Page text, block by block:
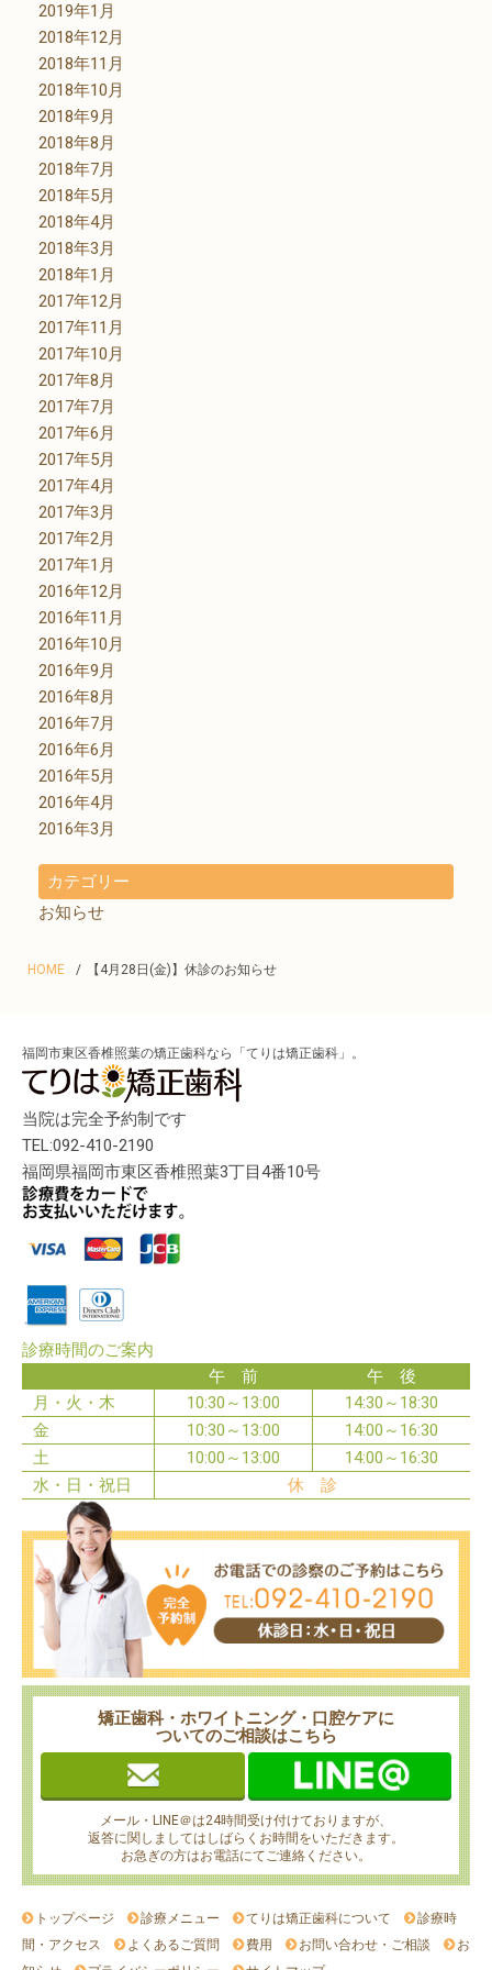
2019年1月
2018年12月
2018年11月
2018年10月
2018年9月
2018年8月
2018年7月
2018年5月
2018年4月
2018年3月
2018年1月
2017年12月
2017年11月
2017年10月
2017年8月
2017年7月
2017年6月
2017年5月
2017年4月
2017年3月
2017年2月
2017年1月
2016年12月
2016年11月
2016年10月
2016年9月
2016年8月
2016年7月
2016年6月
2016年5月
2016年4月
2016年3月
カテゴリー
お知らせ
HOME 【4月28日(金)】休診のお知らせ
福岡市東区香椎照葉の矯正歯科なら「てりは矯正歯科」。
当院は完全予約制です
TEL:092-410-2190
福岡県福岡市東区香椎照葉3丁目4番10号
診療時間のご案内
午 前
午 後
月・火・木
10:30～13:00
14:30～18:30
金
10:30～13:00
14:00～16:30
土
10:00～13:00
14:00～16:30
水・日・祝日
休 診
矯正歯科・ホワイトニング・口腔ケアに
ついてのご相談はこちら
メール・LINE＠は24時間受け付けておりますが、
返答に関しましてはしばらくお時間をいただきます。
お急ぎの方はお電話にてご連絡ください。
トップページ 診療メニュー てりは矯正歯科について
診療時
間・アクセス
よくあるご質問 費用 お問い合わせ・ご相談
お